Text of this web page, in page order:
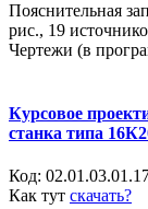
Пояснительная
рис., 19
Чертежи (в
Курсовое
станка типа
Код:
Как тут скачать?